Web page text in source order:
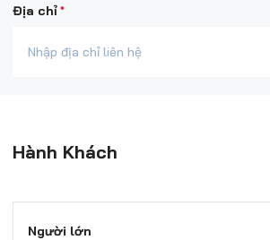
Địa chỉ*
Hành Khách
Người lớn